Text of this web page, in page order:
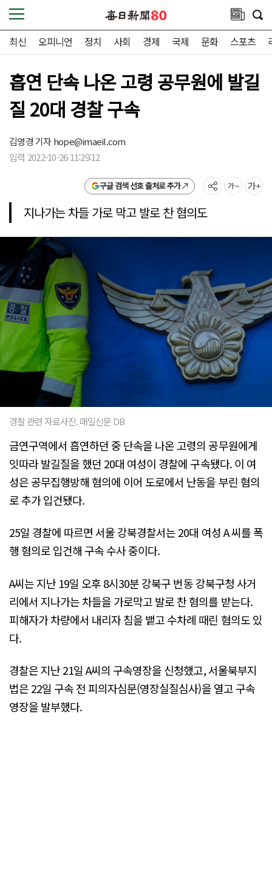
최신 오피니언 정치 사회 경제 국제 문화 스포츠
흡연 단속 나온 고령 공무원에 발길
질 20대 경찰 구속
김영경 기자hope@imaeil.com
입력 2022-10-26 11:29:12
구글 검색 선호 출처로 추가
지나가는 차들 가로 막고 발로 찬 혐의도
경찰 관련 자료사진. 매일신문 DB
금연구역에서 흡연하던 중 단속을 나온 고령의 공무원에게
잇따라 발길질을 했던 20대 여성이 경찰에 구속됐다. 이 여
성은 공무집행방해 혐의에 이어 도로에서 난동을 부린 혐의
로 추가 입건됐다.
25일 경찰에 따르면 서울 강북경찰서는 20대 여성 A 씨를 폭
행 혐의로 입건해 구속 수사 중이다.
A씨는 지난 19일 오후 8시30분 강북구 번동 강북구청 사거
리에서 지나가는 차들을 가로막고 발로 찬 혐의를 받는다.
피해자가 차량에서 내리자 침을 뱉고 수차례 때린 혐의도 있
다.
경찰은 지난 21일 A씨의 구속영장을 신청했고, 서울북부지
법은 22일 구속 전 피의자심문(영장실질심사)을 열고 구속
영장을 발부했다.